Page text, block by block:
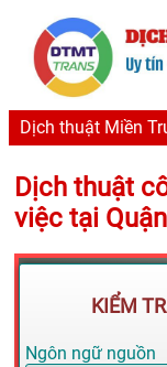
Dịch thuật Miền
Dịch thuật
việc tại
KIỂM
Ngôn ngữ nguồn